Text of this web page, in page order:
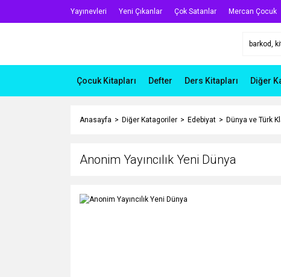
Yayınevleri Yeni Çıkanlar Çok Satanlar Mercan Çocuk
Çocuk Kitapları Defter Ders Kitapları Diğer
Anasayfa Diğer Katagoriler Edebiyat Dünya ve Türk
Anonim Yayıncılık Yeni Dünya